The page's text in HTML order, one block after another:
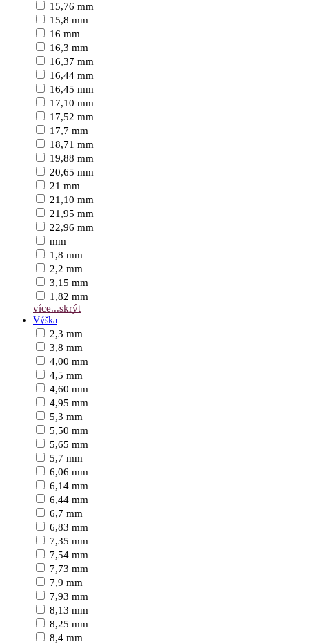
15,76 mm
15,8 mm
16 mm
16,3 mm
16,37 mm
16,44 mm
16,45 mm
17,10 mm
17,52 mm
17,7 mm
18,71 mm
19,88 mm
20,65 mm
21 mm
21,10 mm
21,95 mm
22,96 mm
mm
1,8 mm
2,2 mm
3,15 mm
1,82 mm
více...skrýt
Výška
2,3 mm
3,8 mm
4,00 mm
4,5 mm
4,60 mm
4,95 mm
5,3 mm
5,50 mm
5,65 mm
5,7 mm
6,06 mm
6,14 mm
6,44 mm
6,7 mm
6,83 mm
7,35 mm
7,54 mm
7,73 mm
7,9 mm
7,93 mm
8,13 mm
8,25 mm
8,4 mm